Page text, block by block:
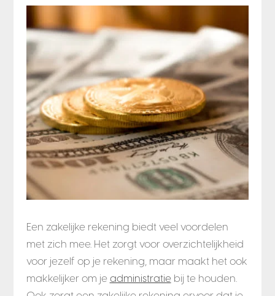
Een zakelijke rekening biedt veel voordelen
met zich mee. Het zorgt voor overzichtelijkheid
voor jezelf op je rekening, maar maakt het ook
makkelijker om je administratie bij te houden.